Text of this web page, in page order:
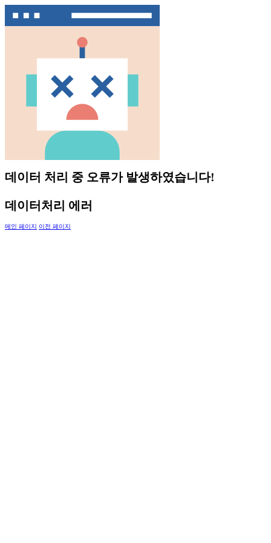
데이터 처리 중 오류가 발생하였습니다!
데이터처리 에러
메인 페이지 이전 페이지